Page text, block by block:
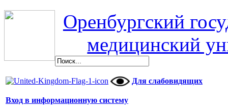
Оренбургский
медицинский
Для слабовидящих
Вход в информационную систему